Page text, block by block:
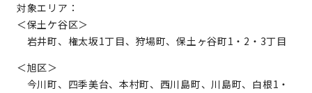
対象エリア：
＜保土ケ谷区＞
岩井町、権太坂1丁目、狩場町、保土ヶ谷町1・2・3丁目
＜旭区＞
今川町、四季美台、本村町、西川島町、川島町、白根1・